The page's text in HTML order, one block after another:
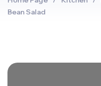
Bean Salad